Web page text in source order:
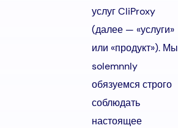
услуг CliProxy
(далее — «услуги»
или «продукт»). Мы
solemnnly
обязуемся строго
соблюдать
настоящее